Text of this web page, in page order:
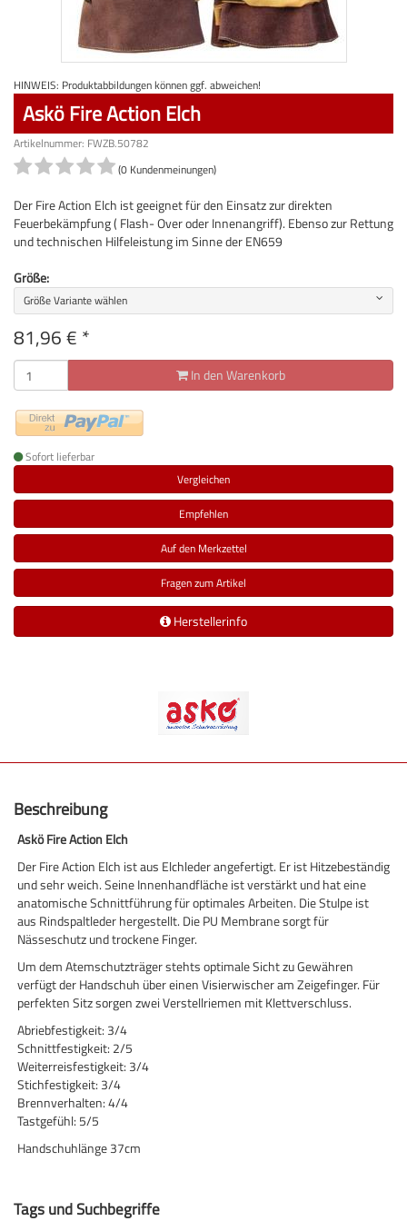
HINWEIS: Produktabbildungen können ggf. abweichen!
Askö Fire Action Elch
Artikelnummer: FWZB.50782
(0 Kundenmeinungen)
Der Fire Action Elch ist geeignet für den Einsatz zur direkten
Feuerbekämpfung ( Flash- Over oder Innenangriff). Ebenso zur Rettung
und technischen Hilfeleistung im Sinne der EN659
Größe:
Größe Variante wählen
81,96€ *
In den Warenkorb
Sofort lieferbar
Vergleichen
Empfehlen
Auf den Merkzettel
Fragen zum Artikel
Herstellerinfo
Beschreibung
Askö Fire Action Elch
Der Fire Action Elch ist aus Elchleder angefertigt. Er ist Hitzebeständig
und sehr weich. Seine Innenhandfläche ist verstärkt und hat eine
anatomische Schnittführung für optimales Arbeiten. Die Stulpe ist
aus Rindspaltleder hergestellt. Die PU Membrane sorgt für
Nässeschutz und trockene Finger.
Um dem Atemschutzträger stehts optimale Sicht zu Gewähren
verfügt der Handschuh über einen Visierwischer am Zeigefinger. Für
perfekten Sitz sorgen zwei Verstellriemen mit Klettverschluss.
Abriebfestigkeit: 3/4
Schnittfestigkeit: 2/5
Weiterreisfestigkeit: 3/4
Stichfestigkeit: 3/4
Brennverhalten: 4/4
Tastgefühl: 5/5
Handschuhlänge 37cm
Tags und Suchbegriffe